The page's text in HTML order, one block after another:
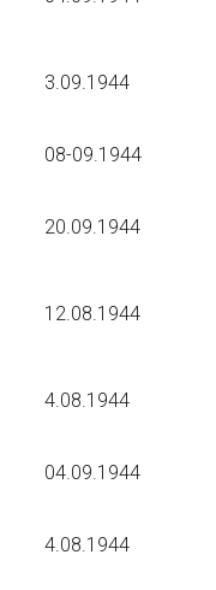
3.09.1944
08-09.1944
20.09.1944
12.08.1944
4.08.1944
04.09.1944
4.08.1944